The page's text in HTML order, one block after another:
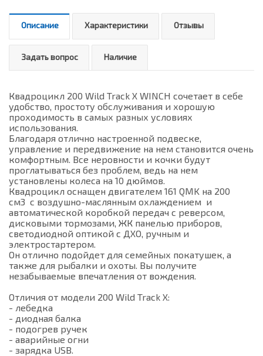
Описание Характеристики Отзывы
Задать вопрос Наличие
Квадроцикл 200 Wild Track X WINCH сочетает в себе
удобство, простоту обслуживания и хорошую
проходимость в самых разных условиях
использования.
Благодаря отлично настроенной подвеске,
управление и передвижение на нем становится очень
комфортным. Все неровности и кочки будут
проглатываться без проблем, ведь на нем
установлены колеса на 10 дюймов.
Квадроцикл оснащен двигателем 161 QMK на 200
см3 c воздушно-маслянным охлаждением и
автоматической коробкой передач с реверсом,
дисковыми тормозами, ЖК панелью приборов,
светодиодной оптикой с ДХО, ручным и
электростартером.
Он отлично подойдет для семейных покатушек, а
также для рыбалки и охоты. Вы получите
незабываемые впечатления от вождения.
Отличия от модели 200 Wild Track X:
- лебедка
- диодная балка
- подогрев ручек
- аварийные огни
- зарядка USB.